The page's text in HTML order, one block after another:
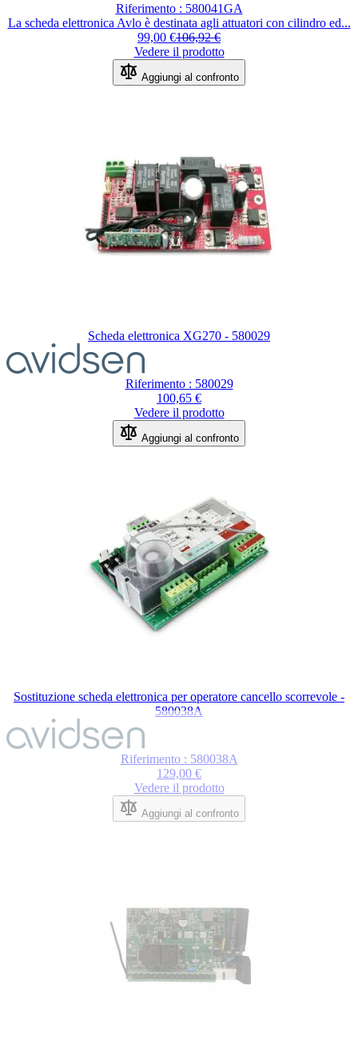
Riferimento : 580041GA
La scheda elettronica Avlo è destinata agli attuatori con cilindro ed...
99,00 €106,92 €
Vedere il prodotto
Aggiungi al confronto
Scheda elettronica XG270 - 580029
Riferimento : 580029
100,65 €
Vedere il prodotto
Aggiungi al confronto
Sostituzione scheda elettronica per operatore cancello scorrevole -
580038A
Riferimento : 580038A
129,00 €
Vedere il prodotto
Aggiungi al confronto